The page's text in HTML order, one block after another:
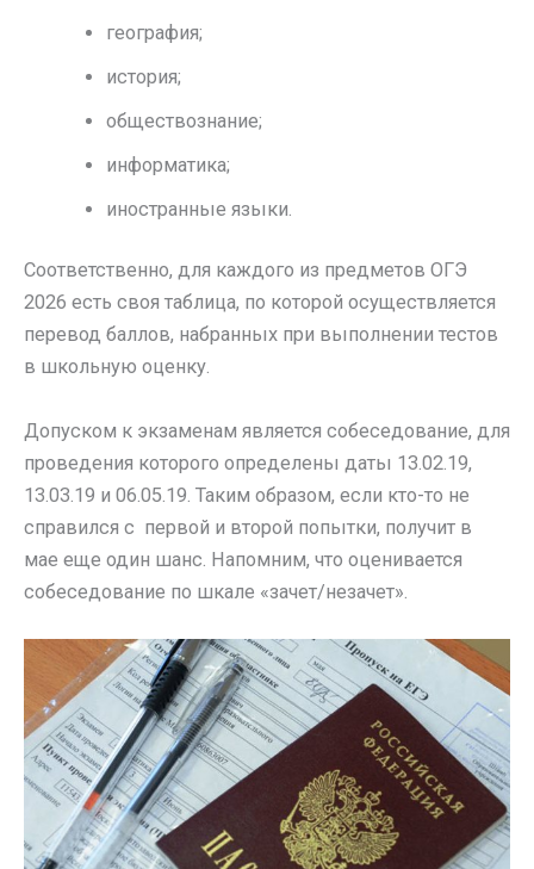
география;
история;
обществознание;
информатика;
иностранные языки.
Соответственно, для каждого из предметов ОГЭ
2026 есть своя таблица, по которой осуществляется
перевод баллов, набранных при выполнении тестов
в школьную оценку.
Допуском к экзаменам является собеседование, для
проведения которого определены даты 13.02.19,
13.03.19 и 06.05.19. Таким образом, если кто-то не
справился с первой и второй попытки, получит в
мае еще один шанс. Напомним, что оценивается
собеседование по шкале «зачет/незачет».